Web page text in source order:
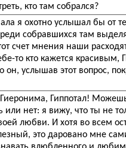
кто там собрался?
я охотно услышал бы от
собравшихся там
счет мнения наши
то кто кажется красивым,
он, услышав этот вопрос,
Гиппотал!
или нет: я вижу, что ты не
любви. И хотя во всем
это даровано мне